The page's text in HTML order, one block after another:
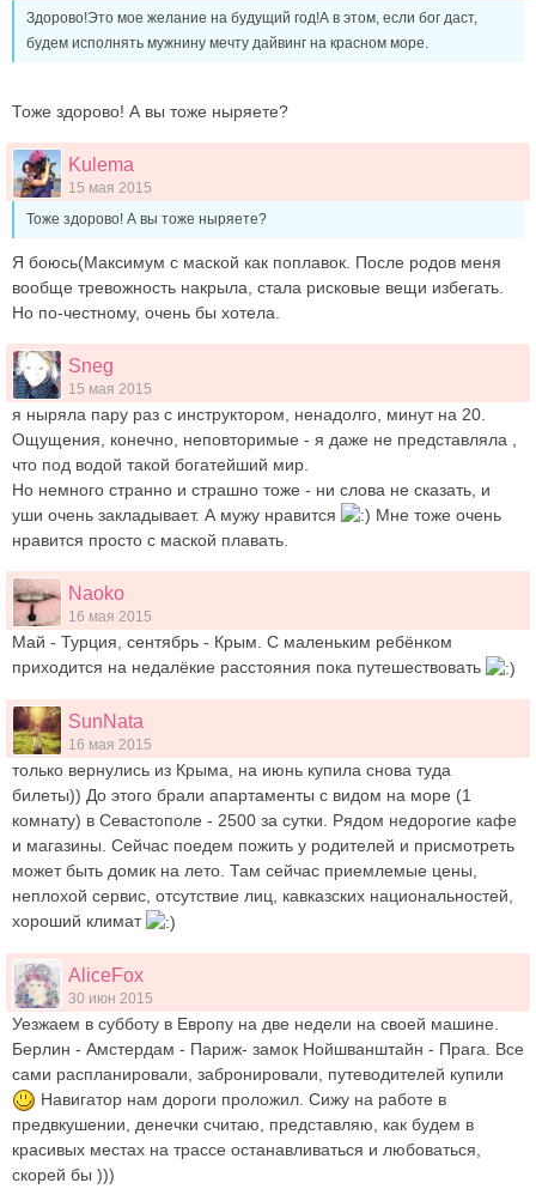
Здорово!Это мое желание на будущий год!А в этом, если бог даст,
будем исполнять мужнину мечту дайвинг на красном море.
Тоже здорово! А вы тоже ныряете?
Kulema
15 мая 2015
Тоже здорово! А вы тоже ныряете?
Я боюсь(Максимум с маской как поплавок. После родов меня
вообще тревожность накрыла, стала рисковые вещи избегать.
Но по-честному, очень бы хотела.
Sneg
15 мая 2015
я ныряла пару раз с инструктором, ненадолго, минут на 20.
Ощущения, конечно, неповторимые - я даже не представляла ,
что под водой такой богатейший мир.
Но немного странно и страшно тоже - ни слова не сказать, и
уши очень закладывает. А мужу нравится
Мне тоже очень
нравится просто с маской плавать.
Naoko
16 мая 2015
Май - Турция, сентябрь - Крым. С маленьким ребёнком
приходится на недалёкие расстояния пока путешествовать
SunNata
16 мая 2015
только вернулись из Крыма, на июнь купила снова туда
билеты)) До этого брали апартаменты с видом на море (1
комнату) в Севастополе - 2500 за сутки. Рядом недорогие кафе
и магазины. Сейчас поедем пожить у родителей и присмотреть
может быть домик на лето. Там сейчас приемлемые цены,
неплохой сервис, отсутствие лиц, кавказских национальностей,
хороший климат
AliceFox
30 июн 2015
Уезжаем в субботу в Европу на две недели на своей машине.
Берлин - Амстердам - Париж- замок Нойшванштайн - Прага. Все
сами распланировали, забронировали, путеводителей купили
Навигатор нам дороги проложил. Сижу на работе в
предвкушении, денечки считаю, представляю, как будем в
красивых местах на трассе останавливаться и любоваться,
скорей бы )))